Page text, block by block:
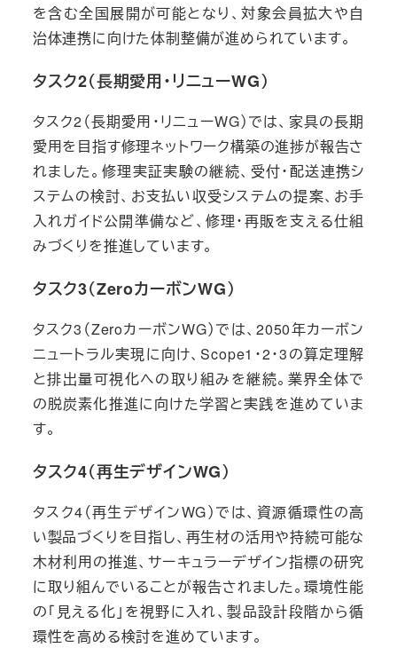
を含む全国展開が可能となり、対象会員拡大や自
治体連携に向けた体制整備が進められています。
タスク2（長期愛用・リニューWG）
タスク2（長期愛用・リニューWG）では、家具の長期
愛用を目指す修理ネットワーク構築の進捗が報告さ
れました。修理実証実験の継続、受付・配送連携シ
ステムの検討、お支払い収受システムの提案、お手
入れガイド公開準備など、修理・再販を支える仕組
みづくりを推進しています。
タスク3（ZeroカーボンWG）
タスク3（ZeroカーボンWG）では、2050年カーボン
ニュートラル実現に向け、Scope1・2・3の算定理解
と排出量可視化への取り組みを継続。業界全体で
の脱炭素化推進に向けた学習と実践を進めていま
す。
タスク4（再生デザインWG）
タスク4（再生デザインWG）では、資源循環性の高
い製品づくりを目指し、再生材の活用や持続可能な
木材利用の推進、サーキュラーデザイン指標の研究
に取り組んでいることが報告されました。環境性能
の「見える化」を視野に入れ、製品設計段階から循
環性を高める検討を進めています。